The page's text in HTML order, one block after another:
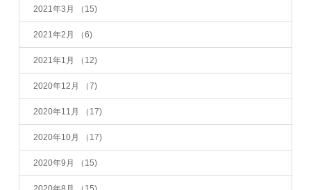
2021年3月 （15)
2021年2月 （6)
2021年1月 （12)
2020年12月 （7)
2020年11月 （17)
2020年10月 （17)
2020年9月 （15)